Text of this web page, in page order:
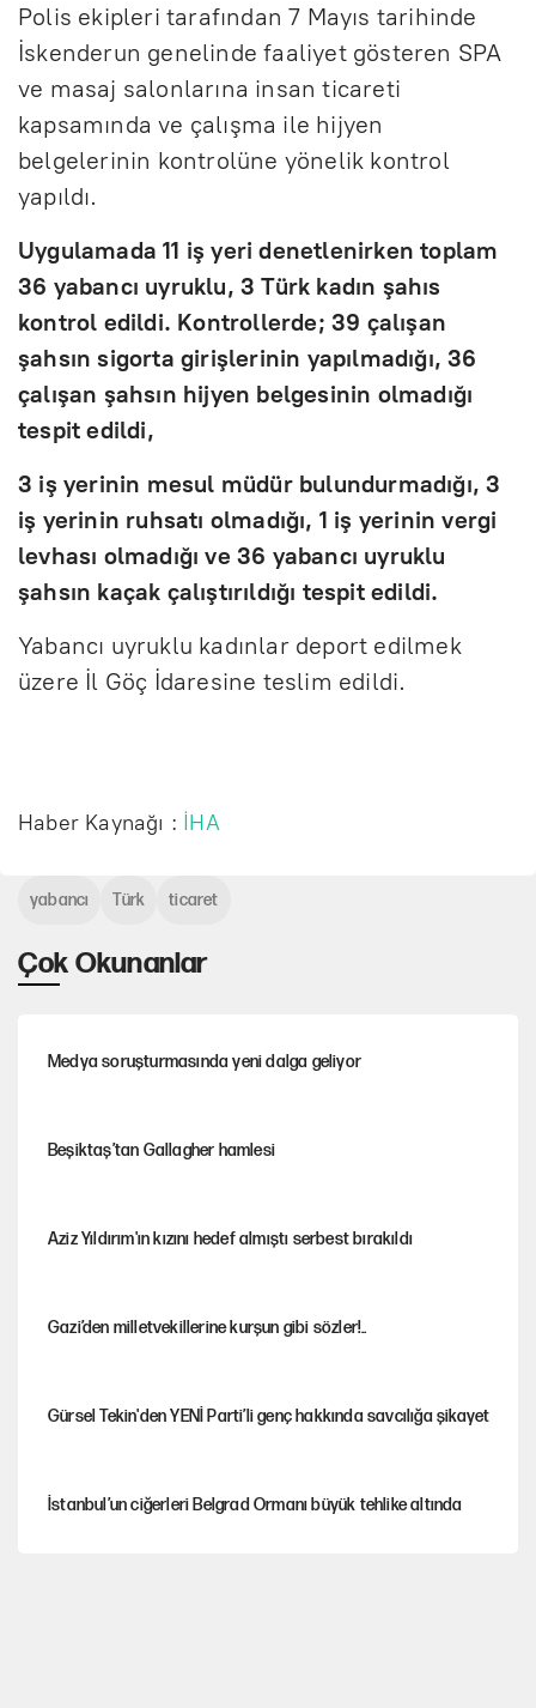
Polis ekipleri tarafından 7 Mayıs tarihinde
İskenderun genelinde faaliyet gösteren SPA
ve masaj salonlarına insan ticareti
kapsamında ve çalışma ile hijyen
belgelerinin kontrolüne yönelik kontrol
yapıldı.
Uygulamada 11 iş yeri denetlenirken toplam
36 yabancı uyruklu, 3 Türk kadın şahıs
kontrol edildi. Kontrollerde; 39 çalışan
şahsın sigorta girişlerinin yapılmadığı, 36
çalışan şahsın hijyen belgesinin olmadığı
tespit edildi,
3 iş yerinin mesul müdür bulundurmadığı, 3
iş yerinin ruhsatı olmadığı, 1 iş yerinin vergi
levhası olmadığı ve 36 yabancı uyruklu
şahsın kaçak çalıştırıldığı tespit edildi.
Yabancı uyruklu kadınlar deport edilmek
üzere İl Göç İdaresine teslim edildi.
Haber Kaynağı : İHA
Çok Okunanlar
Medya soruşturmasında yeni dalga geliyor
Beşiktaş’tan Gallagher hamlesi
Aziz Yıldırım'ın kızını hedef almıştı serbest bırakıldı
Gazi’den milletvekillerine kurşun gibi sözler!..
Gürsel Tekin'den YENİ Parti’li genç hakkında savcılığa şikayet
İstanbul’un ciğerleri Belgrad Ormanı büyük tehlike altında
yabancı Türk ticaret